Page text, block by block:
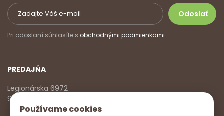
Používame cookies
Pri odoslaní súhlasíte s obchodnými podmienkami
PREDAJŇA
Legionárska 6972
911 01 Trenčín